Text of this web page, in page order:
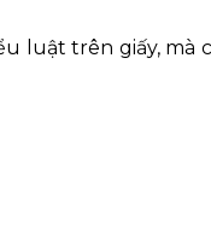
luật trên giấy, mà